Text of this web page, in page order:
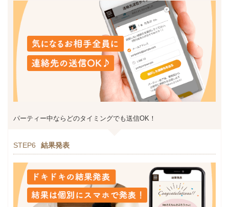
パーティー中ならどのタイミングでも送信OK！
STEP6 結果発表